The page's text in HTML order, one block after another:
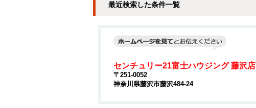
最近検索した条件一覧
センチュリー21富士ハウジング 藤沢店
〒251-0052
神奈川県藤沢市藤沢484-24